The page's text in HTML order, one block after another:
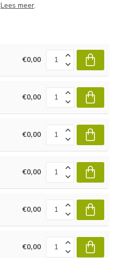
Lees meer.
€0,00
€0,00
€0,00
€0,00
€0,00
€0,00